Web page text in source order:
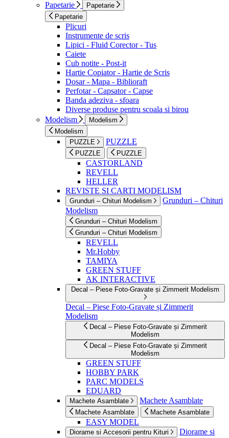
Papetarie
Papetarie
Papetarie
Plicuri
Instrumente de scris
Lipici - Fluid Corector - Tus
Caiete
Cub notite - Post-it
Hartie Copiator - Hartie de Scris
Dosar - Mapa - Biblioraft
Perfotar - Capsator - Capse
Banda adeziva - sfoara
Diverse produse pentru scoala si birou
Modelism
Modelism
Modelism
PUZZLE
PUZZLE
PUZZLE PUZZLE
CASTORLAND
REVELL
HELLER
REVISTE SI CARTI MODELISM
Grunduri – Chituri Modelism
Grunduri – Chituri
Modelism
Grunduri – Chituri Modelism
Grunduri – Chituri Modelism
REVELL
Mr.Hobby
TAMIYA
GREEN STUFF
AK INTERACTIVE
Decal – Piese Foto-Gravate și Zimmerit Modelism
Decal – Piese Foto-Gravate și Zimmerit
Modelism
Decal – Piese Foto-Gravate și Zimmerit
Modelism
Decal – Piese Foto-Gravate și Zimmerit
Modelism
GREEN STUFF
HOBBY PARK
PARC MODELS
EDUARD
Machete Asamblate Machete Asamblate
Machete Asamblate Machete Asamblate
EASY MODEL
Diorame si Accesorii pentru Kituri
Diorame si